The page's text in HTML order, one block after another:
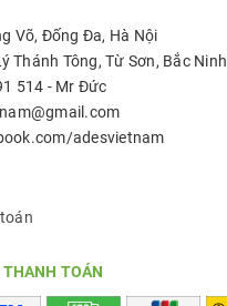
Võ, Đống Đa, Hà Nội
Thánh Tông, Từ Sơn, Bắc Ninh
514 - Mr Đức
adesvietnam
TOÁN